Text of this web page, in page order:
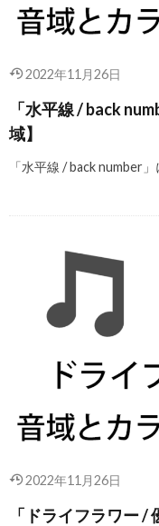
2022年11月26日
「水平線 / back
域】
「水平線 / back number
2022年11月26日
「ドライフラワー